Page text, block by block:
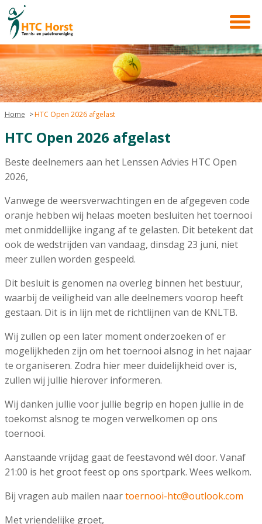
Home HTC Open 2026 afgelast
HTC Open 2026 afgelast
Beste deelnemers aan het Lenssen Advies HTC Open
2026,
Vanwege de weersverwachtingen en de afgegeven code
oranje hebben wij helaas moeten besluiten het toernooi
met onmiddellijke ingang af te gelasten. Dit betekent dat
ook de wedstrijden van vandaag, dinsdag 23 juni, niet
meer zullen worden gespeeld.
Dit besluit is genomen na overleg binnen het bestuur,
waarbij de veiligheid van alle deelnemers voorop heeft
gestaan. Dit is in lijn met de richtlijnen van de KNLTB.
Wij zullen op een later moment onderzoeken of er
mogelijkheden zijn om het toernooi alsnog in het najaar
te organiseren. Zodra hier meer duidelijkheid over is,
zullen wij jullie hierover informeren.
Wij danken jullie voor jullie begrip en hopen jullie in de
toekomst alsnog te mogen verwelkomen op ons
toernooi.
Aanstaande vrijdag gaat de feestavond wél door. Vanaf
21:00 is het groot feest op ons sportpark. Wees welkom.
Bij vragen aub mailen naartoernooi-htc@outlook.com
Met vriendelijke groet,